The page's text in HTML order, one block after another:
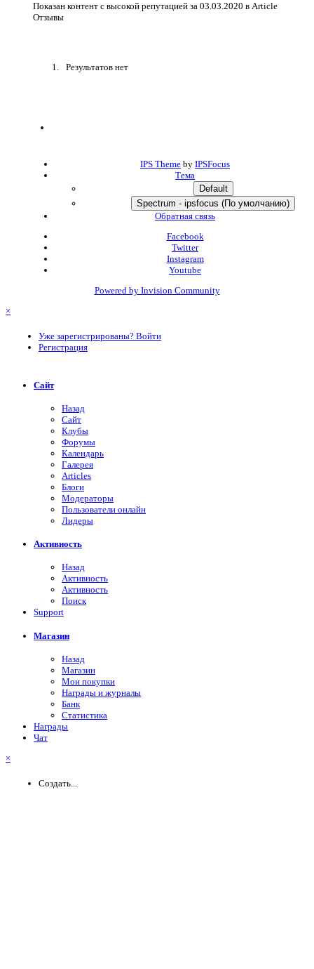
Показан контент с высокой репутацией за 03.03.2020 в Article
Отзывы
Результатов нет
IPS Theme by IPSFocus
Тема
Default
Spectrum - ipsfocus (По умолчанию)
Обратная связь
Facebook
Twitter
Instagram
Youtube
Powered by Invision Community
×
Уже зарегистрированы? Войти
Регистрация
Сайт
Назад
Сайт
Клубы
Форумы
Календарь
Галерея
Articles
Блоги
Модераторы
Пользователи онлайн
Лидеры
Активность
Назад
Активность
Активность
Поиск
Support
Магазин
Назад
Магазин
Мои покупки
Награды и журналы
Банк
Статистика
Награды
Чат
×
Создать...